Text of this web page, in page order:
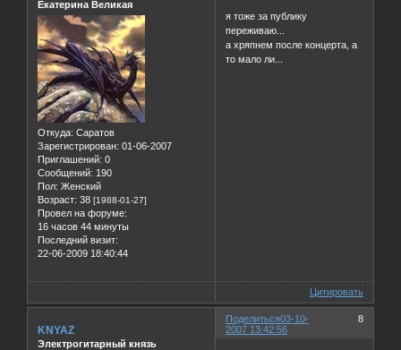
Екатерина Великая
Откуда: Саратов
Зарегистрирован: 01-06-2007
Приглашений: 0
Сообщений: 190
Пол: Женский
Возраст: 38 [1988-01-27]
Провел на форуме:
16 часов 44 минуты
Последний визит:
22-06-2009 18:40:44
я тоже за публику
переживаю...
а хряпнем после концерта, а
то мало ли...
Цитировать
Поделиться 8
03-10-
2007 13:42:56
KNYAZ
Электрогитарный князь